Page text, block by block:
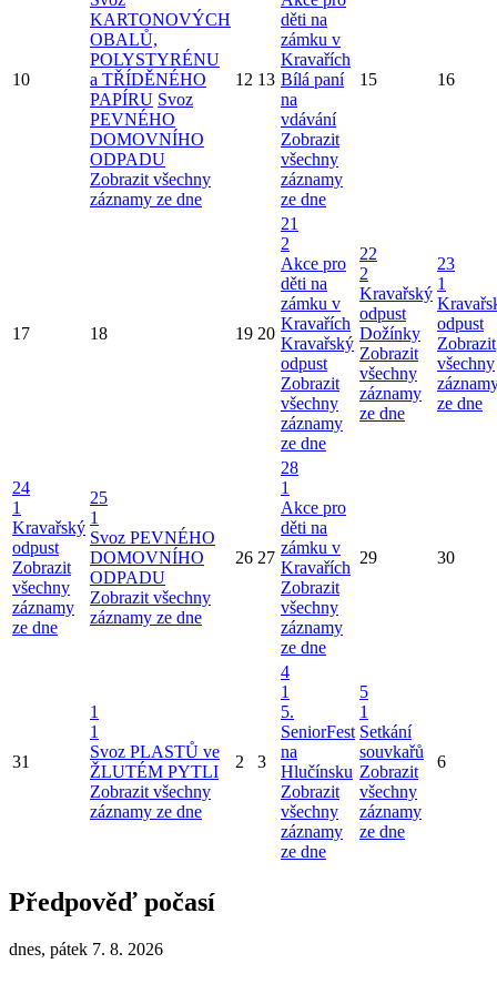
10
KARTONOVÝCH
OBALŮ,
POLYSTYRÉNU
a TŘÍDĚNÉHO
PAPÍRU Svoz
PEVNÉHO
DOMOVNÍHO
ODPADU
Zobrazit všechny
záznamy ze dne
12 13
děti na
zámku v
Kravařích
Bílá paní
na
vdávání
Zobrazit
všechny
záznamy
ze dne
15 16
17 18 19 20
21
2
Akce pro
děti na
zámku v
Kravařích
Kravařský
odpust
Zobrazit
všechny
záznamy
ze dne
22
2
Kravařský
odpust
Dožínky
Zobrazit
všechny
záznamy
ze dne
23
1
odpust
Zobrazit
všechny
ze dne
24
1
Kravařský
odpust
Zobrazit
všechny
záznamy
ze dne
25
1
Svoz PEVNÉHO
DOMOVNÍHO
ODPADU
Zobrazit všechny
záznamy ze dne
26 27
28
1
Akce pro
děti na
zámku v
Kravařích
Zobrazit
všechny
záznamy
ze dne
29 30
31
1
1
Svoz PLASTŮ ve
ŽLUTÉM PYTLI
Zobrazit všechny
záznamy ze dne
2 3
4
1
5.
SeniorFest
na
Hlučínsku
Zobrazit
všechny
záznamy
ze dne
5
1
Setkání
souvkařů
Zobrazit
všechny
záznamy
ze dne
6
Předpověď počasí
dnes, pátek 7. 8. 2026